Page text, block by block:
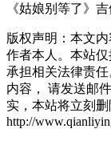
《姑娘别等了》
版权声明：本文
作者本人。本站
承担相关法律责
内容， 请发送邮
实，本站将立刻
http://